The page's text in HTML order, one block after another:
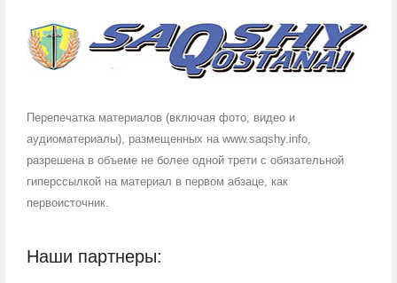
Перепечатка материалов (включая фото, видео и
аудиоматериалы), размещенных на www.saqshy.info,
разрешена в объеме не более одной трети с обязательной
гиперссылкой на материал в первом абзаце, как
первоисточник.
Наши партнеры: